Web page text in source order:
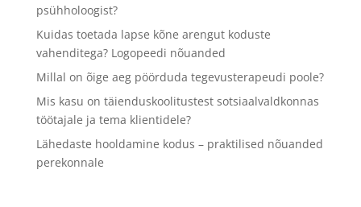
psühholoogist?
Kuidas toetada lapse kõne arengut koduste
vahenditega? Logopeedi nõuanded
Millal on õige aeg pöörduda tegevusterapeudi poole?
Mis kasu on täienduskoolitustest sotsiaalvaldkonnas
töötajale ja tema klientidele?
Lähedaste hooldamine kodus – praktilised nõuanded
perekonnale